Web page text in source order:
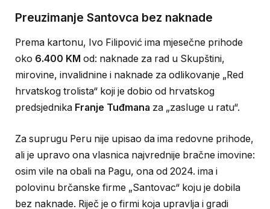
Preuzimanje Santovca bez naknade
Prema kartonu, Ivo Filipović ima mjesečne prihode
oko 6.400 KM od: naknade za rad u Skupštini,
mirovine, invalidnine i naknade za odlikovanje „Red
hrvatskog trolista“ koji je dobio od hrvatskog
predsjednika Franje Tuđmana za „zasluge u ratu“.
Za suprugu Peru nije upisao da ima redovne prihode,
ali je upravo ona vlasnica najvrednije bračne imovine:
osim vile na obali na Pagu, ona od 2024. ima i
polovinu brčanske firme „Santovac“ koju je dobila
bez naknade. Riječ je o firmi koja upravlja i gradi